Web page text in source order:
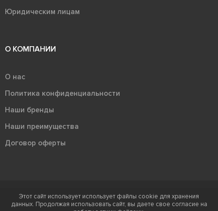
Юридическим лицам
О КОМПАНИИ
О нас
Политика конфиденциальности
Наши бренды
Наши преимущества
Договор оферты
Терра - территория керамики 2026
Ⓒ Правообладателем товарного знака "Терра" является ООО "Атлас-
Этот сайт использует использует файлы cookie для хранения
данных. Продолжая использовать сайт, вы даете свое согласие на